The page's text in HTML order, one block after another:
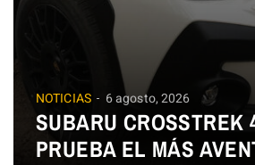
NOTICIAS 6 agosto, 2026
SUBARU CROSSTREK
PRUEBA EL MÁS